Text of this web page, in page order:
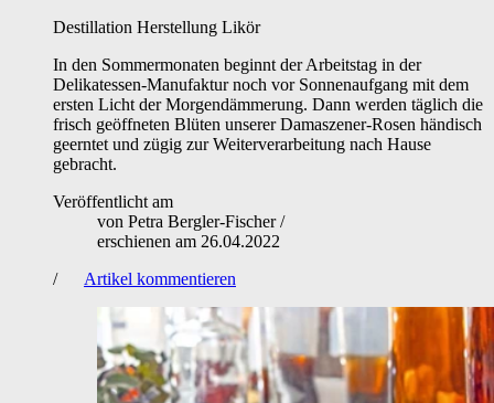
Destillation Herstellung Likör
In den Sommermonaten beginnt der Arbeitstag in der
Delikatessen-Manufaktur noch vor Sonnenaufgang mit dem
ersten Licht der Morgendämmerung. Dann werden täglich die
frisch geöffneten Blüten unserer Damaszener-Rosen händisch
geerntet und zügig zur Weiterverarbeitung nach Hause
gebracht.
Veröffentlicht am
von Petra Bergler-Fischer/
erschienen am 26.04.2022
/
Artikel kommentieren